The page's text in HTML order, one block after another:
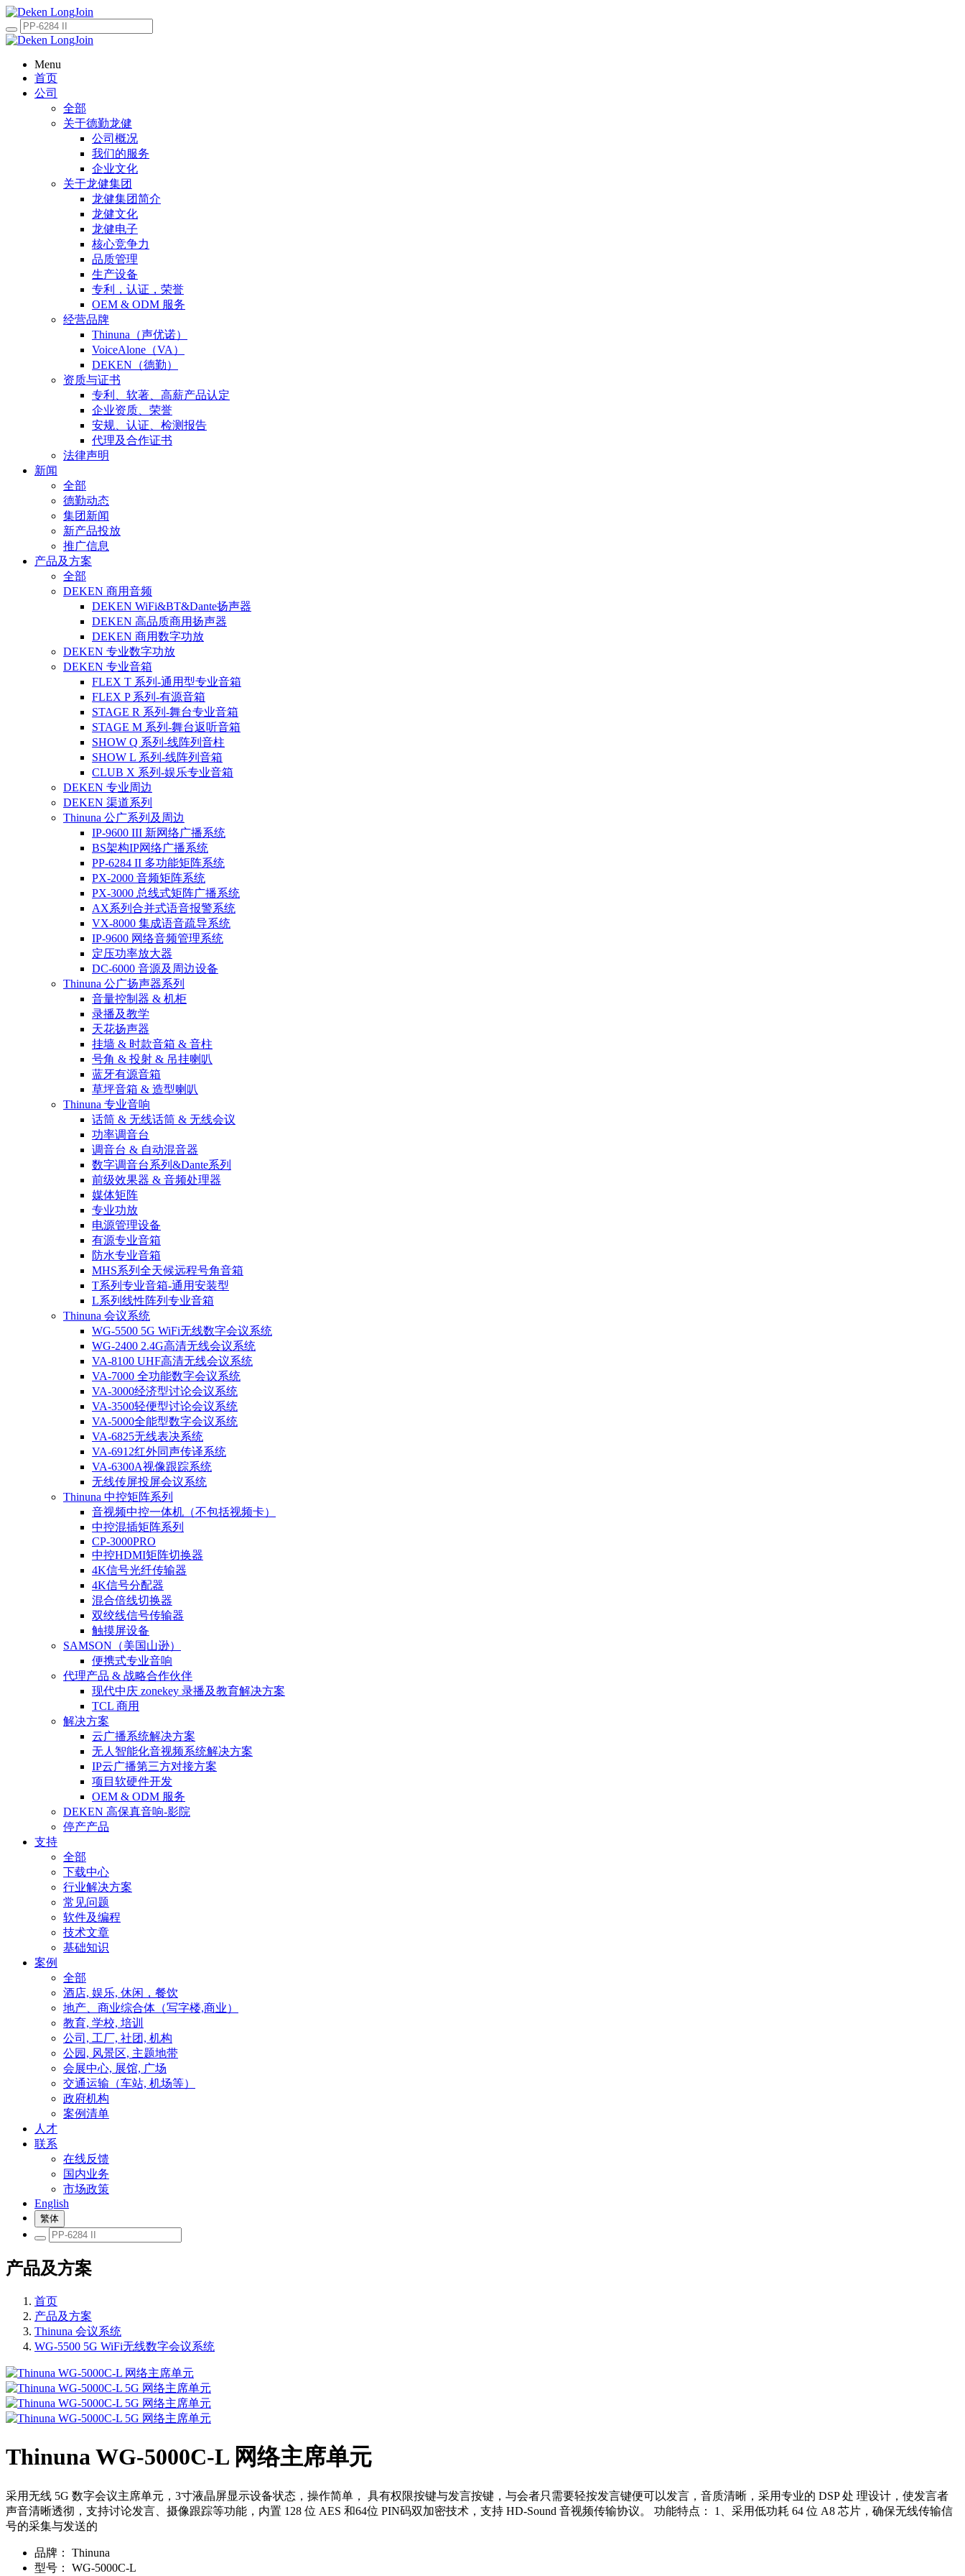
Menu
首页
公司
全部
关于德勤龙健
公司概况
我们的服务
企业文化
关于龙健集团
龙健集团简介
龙健文化
龙健电子
核心竞争力
品质管理
生产设备
专利，认证，荣誉
OEM & ODM 服务
经营品牌
Thinuna（声优诺）
VoiceAlone（VA）
DEKEN（德勤）
资质与证书
专利、软著、高薪产品认定
企业资质、荣誉
安规、认证、检测报告
代理及合作证书
法律声明
新闻
全部
德勤动态
集团新闻
新产品投放
推广信息
产品及方案
全部
DEKEN 商用音频
DEKEN WiFi&BT&Dante扬声器
DEKEN 高品质商用扬声器
DEKEN 商用数字功放
DEKEN 专业数字功放
DEKEN 专业音箱
FLEX T 系列-通用型专业音箱
FLEX P 系列-有源音箱
STAGE R 系列-舞台专业音箱
STAGE M 系列-舞台返听音箱
SHOW Q 系列-线阵列音柱
SHOW L 系列-线阵列音箱
CLUB X 系列-娱乐专业音箱
DEKEN 专业周边
DEKEN 渠道系列
Thinuna 公广系列及周边
IP-9600 III 新网络广播系统
BS架构IP网络广播系统
PP-6284 II 多功能矩阵系统
PX-2000 音频矩阵系统
PX-3000 总线式矩阵广播系统
AX系列合并式语音报警系统
VX-8000 集成语音疏导系统
IP-9600 网络音频管理系统
定压功率放大器
DC-6000 音源及周边设备
Thinuna 公广扬声器系列
音量控制器 & 机柜
录播及教学
天花扬声器
挂墙 & 时款音箱 & 音柱
号角 & 投射 & 吊挂喇叭
蓝牙有源音箱
草坪音箱 & 造型喇叭
Thinuna 专业音响
话筒 & 无线话筒 & 无线会议
功率调音台
调音台 & 自动混音器
数字调音台系列&Dante系列
前级效果器 & 音频处理器
媒体矩阵
专业功放
电源管理设备
有源专业音箱
防水专业音箱
MHS系列全天候远程号角音箱
T系列专业音箱-通用安装型
L系列线性阵列专业音箱
Thinuna 会议系统
WG-5500 5G WiFi无线数字会议系统
WG-2400 2.4G高清无线会议系统
VA-8100 UHF高清无线会议系统
VA-7000 全功能数字会议系统
VA-3000经济型讨论会议系统
VA-3500轻便型讨论会议系统
VA-5000全能型数字会议系统
VA-6825无线表决系统
VA-6912红外同声传译系统
VA-6300A视像跟踪系统
无线传屏投屏会议系统
Thinuna 中控矩阵系列
音视频中控一体机（不包括视频卡）
中控混插矩阵系列
CP-3000PRO
中控HDMI矩阵切换器
4K信号光纤传输器
4K信号分配器
混合倍线切换器
双绞线信号传输器
触摸屏设备
SAMSON（美国山逊）
便携式专业音响
代理产品 & 战略合作伙伴
现代中庆 zonekey 录播及教育解决方案
TCL 商用
解决方案
云广播系统解决方案
无人智能化音视频系统解决方案
IP云广播第三方对接方案
项目软硬件开发
OEM & ODM 服务
DEKEN 高保真音响-影院
停产产品
支持
全部
下载中心
行业解决方案
常见问题
软件及编程
技术文章
基础知识
案例
全部
酒店, 娱乐, 休闲，餐饮
地产、商业综合体（写字楼,商业）
教育, 学校, 培训
公司, 工厂, 社团, 机构
公园, 风景区, 主题地带
会展中心, 展馆, 广场
交通运输（车站, 机场等）
政府机构
案例清单
人才
联系
在线反馈
国内业务
市场政策
English
繁体
产品及方案
首页
产品及方案
Thinuna 会议系统
WG-5500 5G WiFi无线数字会议系统
Thinuna WG-5000C-L 网络主席单元
采用无线 5G 数字会议主席单元，3寸液晶屏显示设备状态，操作简单， 具有权限按键与发言按键，与会者只需要轻按发言键便可以发言，音质清晰，采用专业的 DSP 处 理设计，使发言者
声音清晰透彻，支持讨论发言、摄像跟踪等功能，内置 128 位 AES 和64位 PIN码双加密技术，支持 HD-Sound 音视频传输协议。 功能特点： 1、采用低功耗 64 位 A8 芯片，确保无线传输信
号的采集与发送的
品牌：
Thinuna
型号：
WG-5000C-L